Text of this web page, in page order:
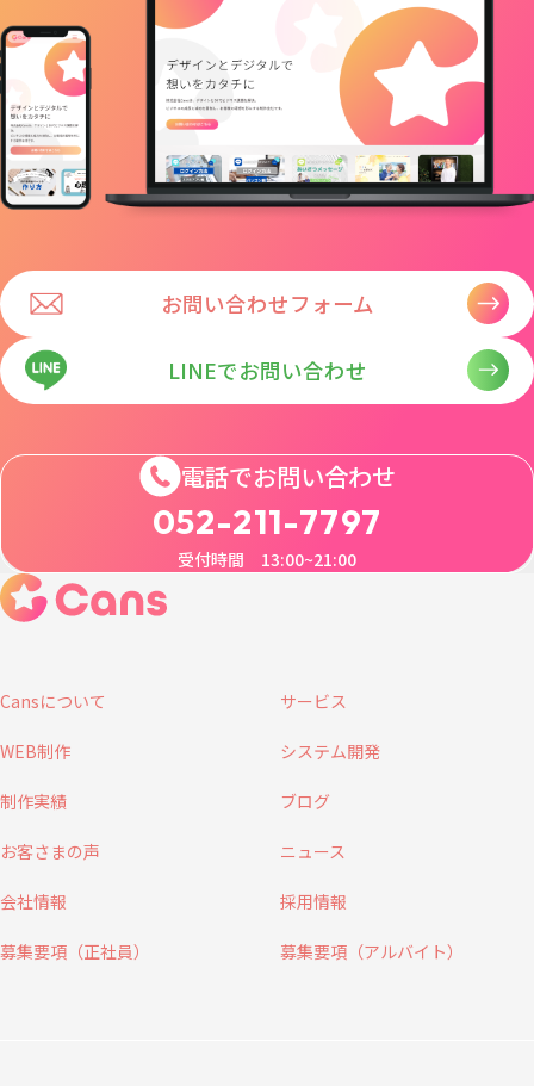
お問い合わせフォーム
LINEでお問い合わせ
電話でお問い合わせ
052-211-7797
受付時間 13:00~21:00
Cansについて サービス
WEB制作 システム開発
制作実績 ブログ
お客さまの声 ニュース
会社情報 採用情報
募集要項（正社員） 募集要項（アルバイト）